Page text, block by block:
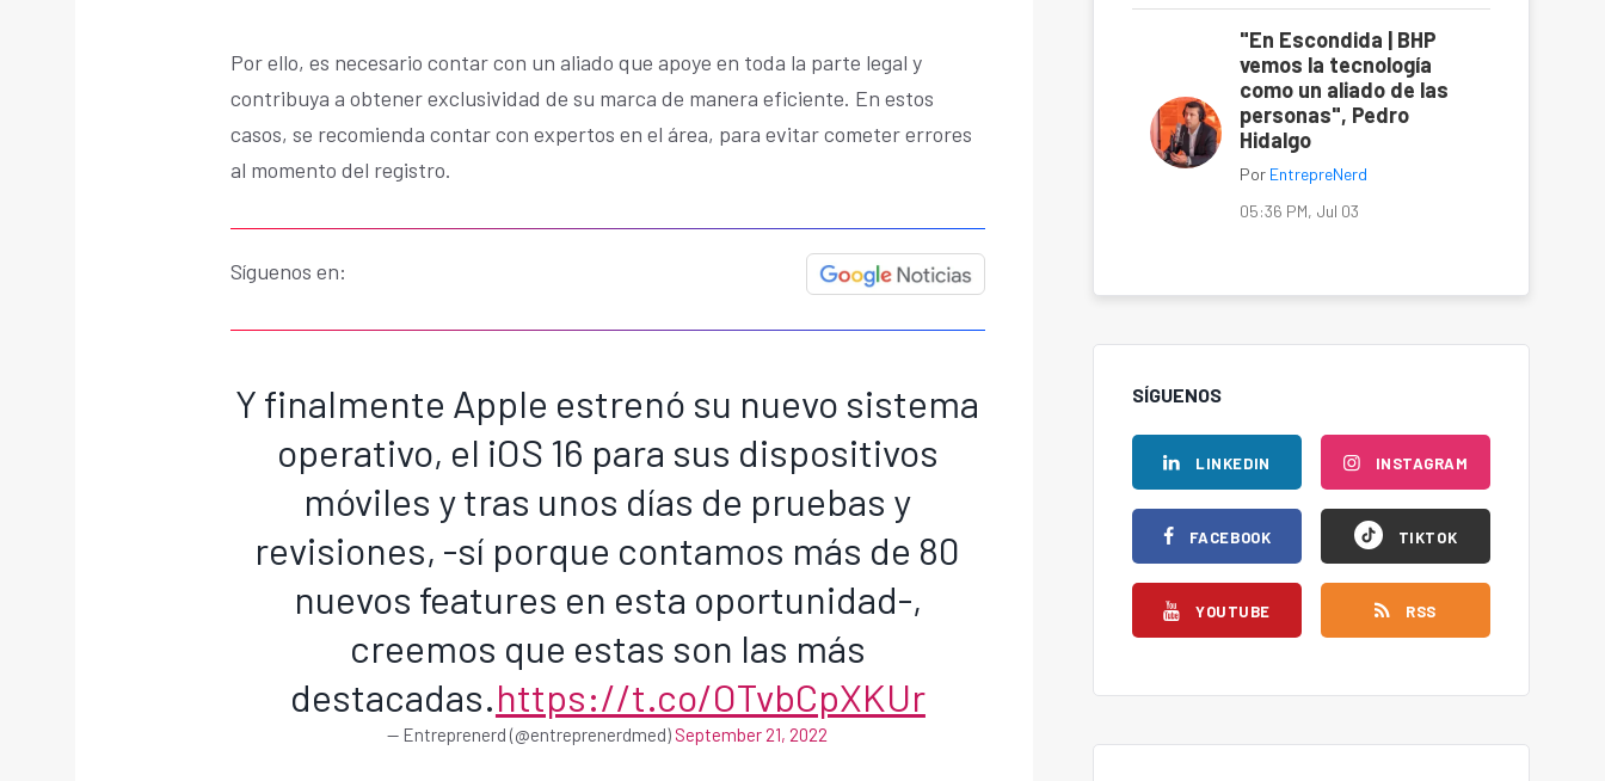
Por ello, es necesario contar con un aliado que apoye en toda la parte legal y
contribuya a obtener exclusividad de su marca de manera eficiente. En estos
casos, se recomienda contar con expertos en el área, para evitar cometer errores
al momento del registro.
Síguenos en:
Y finalmente Apple estrenó su nuevo sistema
operativo, el iOS 16 para sus dispositivos
móviles y tras unos días de pruebas y
revisiones, -sí porque contamos más de 80
nuevos features en esta oportunidad-,
creemos que estas son las más
destacadas.https://t.co/OTvbCpXKUr
— Entreprenerd (@entreprenerdmed) September 21, 2022
"En Escondida | BHP
vemos la tecnología
como un aliado de las
personas", Pedro
Hidalgo
Por EntrepreNerd
05:36 PM, Jul 03
SÍGUENOS
LINKEDIN
FACEBOOK
YOUTUBE
INSTAGRAM
TIKTOK
RSS